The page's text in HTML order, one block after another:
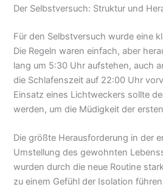
Der Selbstversuch: Struktur und
Für den Selbstversuch wurde eine
Die Regeln waren einfach, aber
lang um 5:30 Uhr aufstehen, auch
die Schlafenszeit auf 22:00 Uhr
Einsatz eines Lichtweckers sollte
werden, um die Müdigkeit der
Die größte Herausforderung in der
Umstellung des gewohnten
wurden durch die neue Routine
zu einem Gefühl der Isolation